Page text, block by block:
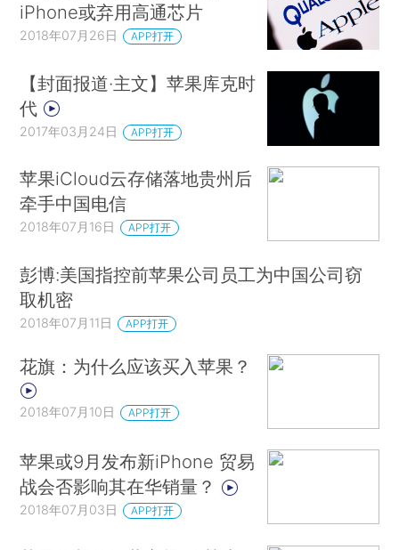
iPhone或弃用高通芯片
2018年07月26日 APP打开
【封面报道·主文】苹果库克时
代
2017年03月24日 APP打开
苹果iCloud云存储落地贵州后
牵手中国电信
2018年07月16日 APP打开
彭博:美国指控前苹果公司员工为中国公司窃
取机密
2018年07月11日 APP打开
花旗：为什么应该买入苹果？
2018年07月10日 APP打开
苹果或9月发布新iPhone 贸易
战会否影响其在华销量？
2018年07月03日 APP打开